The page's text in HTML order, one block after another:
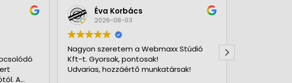
A
Éva Korbács
2026-08-03
Nagyon szeretem a Webmaxx Stúdió
Kft-t. Gyorsak, pontosak!
Udvarias, hozzáértő munkatársak!